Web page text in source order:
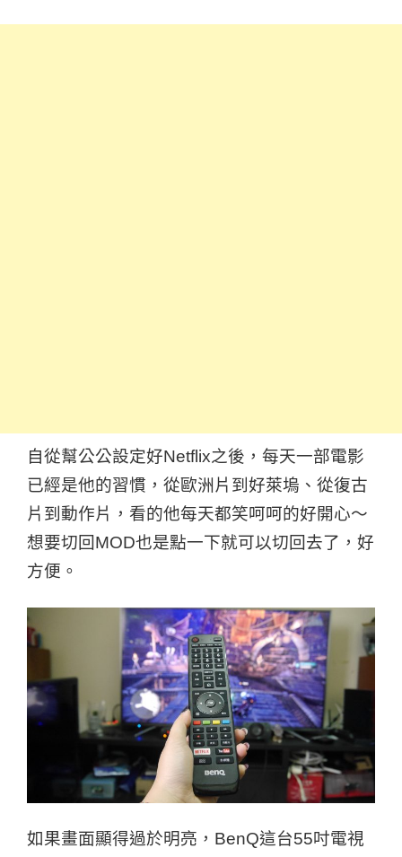
自從幫公公設定好Netflix之後，每天一部電影
已經是他的習慣，從歐洲片到好萊塢、從復古
片到動作片，看的他每天都笑呵呵的好開心～
想要切回MOD也是點一下就可以切回去了，好
方便。
如果畫面顯得過於明亮，BenQ這台55吋電視